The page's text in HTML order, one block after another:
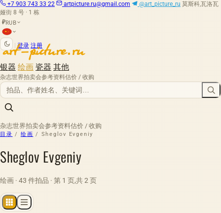
+7 903 743 33 22 artpicture.ru@gmail.com @art_picture_ru 莫斯科,瓦洛瓦
娅街 8 号 · 1 栋
₽RUB
登录 注册
银器 绘画 瓷器 其他
杂志世界拍卖会参考资料估价 / 收购
杂志世界拍卖会参考资料估价 / 收购
目录 / 绘画 / Sheglov Evgeniy
Sheglov Evgeniy
绘画 · 43 件拍品 · 第 1 页,共 2 页